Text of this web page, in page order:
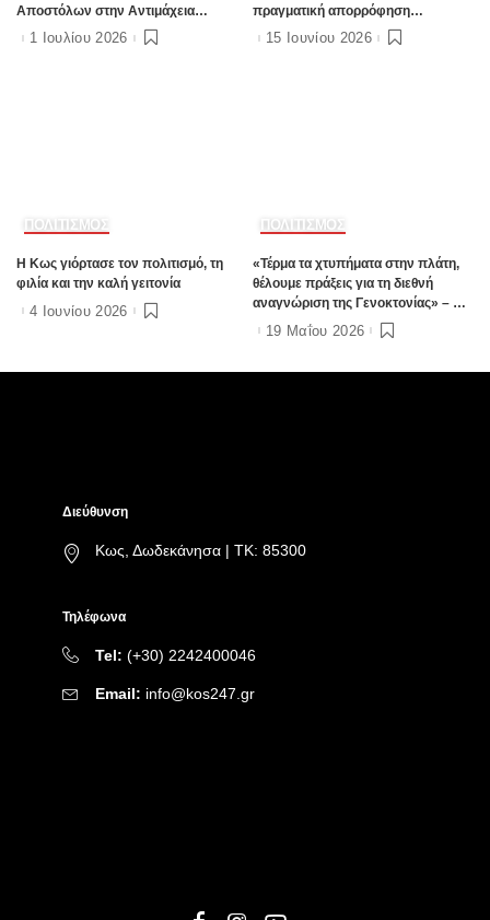
Αποστόλων στην Αντιμάχεια
(Photos & Video)
1 Ιουλίου 2026
πραγματική απορρόφηση
χρηματοδοτήσεων σε δημόσια έργα
15 Ιουνίου 2026
ΠΟΛΙΤΙΣΜΟΣ
Η Κως γιόρτασε τον πολιτισμό, τη
φιλία και την καλή γειτονία
4 Ιουνίου 2026
ΠΟΛΙΤΙΣΜΟΣ
«Τέρμα τα χτυπήματα στην πλάτη,
θέλουμε πράξεις για τη διεθνή
αναγνώριση της Γενοκτονίας» – O
Χ. Ναβροζίδης στον Ε97 για τη 19η
19 Μαΐου 2026
Διεύθυνση
Κως, Δωδεκάνησα | ΤΚ: 85300
Τηλέφωνα
Tel: (+30) 2242400046
Email: info@kos247.gr